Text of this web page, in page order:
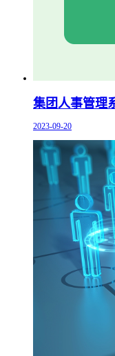
集团人事管理
2023-09-20